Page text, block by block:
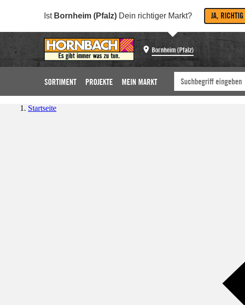
Ist Bornheim (Pfalz) Dein richtiger Markt? JA, RICHTIG
Bornheim (Pfalz)
SORTIMENT PROJEKTE MEIN MARKT
Startseite